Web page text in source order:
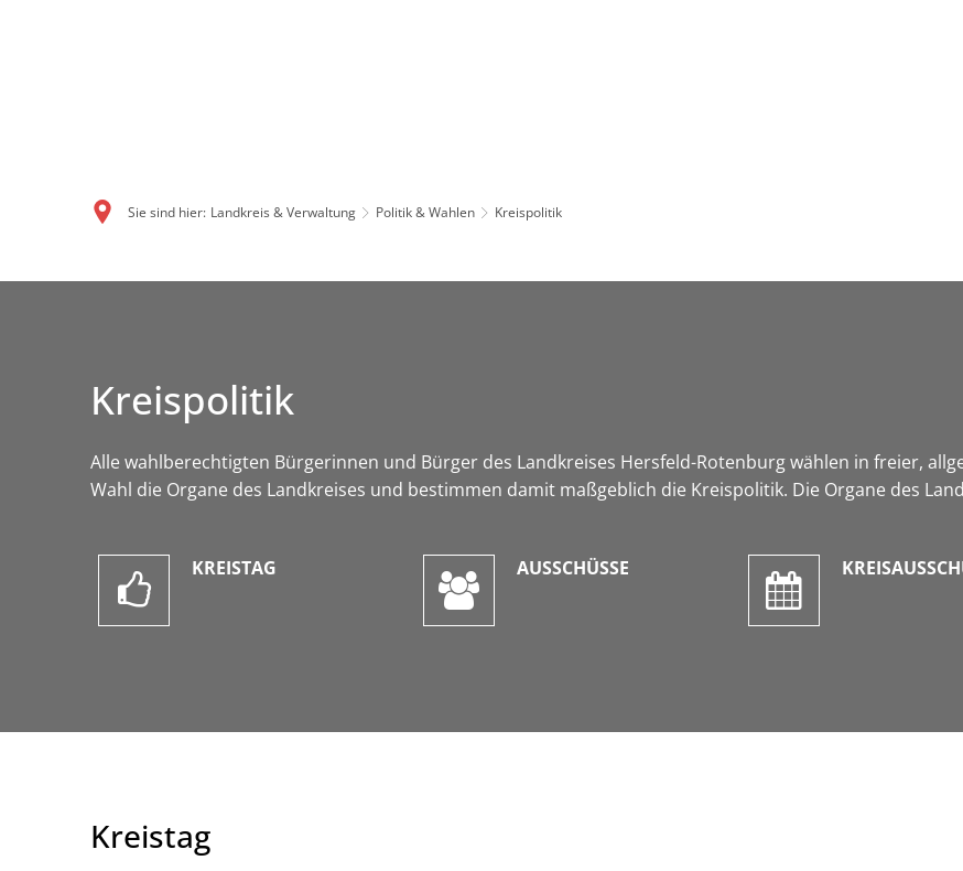
Sie sind hier: Landkreis & Verwaltung Politik & Wahlen Kreispolitik
Kreispolitik
Alle wahlberechtigten Bürgerinnen und Bürger des Landkreises Hersfeld-Rotenburg wählen in freier,
Wahl die Organe des Landkreises und bestimmen damit maßgeblich die Kreispolitik. Die Organe des
KREISTAG AUSSCHÜSSE
Kreistag